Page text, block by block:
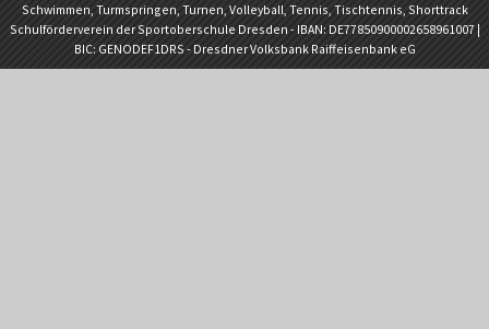
Schwimmen, Turmspringen, Turnen, Volleyball, Tennis, Tischtennis, Shorttrack
Schulförderverein der Sportoberschule Dresden - IBAN: DE77850900002658961007 |
BIC: GENODEF1DRS - Dresdner Volksbank Raiffeisenbank eG